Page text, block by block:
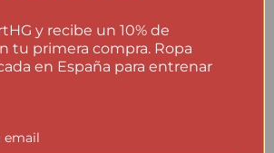
técnica como lo
y recibe un 10% de
tu primera compra. Ropa
en España para entrenar